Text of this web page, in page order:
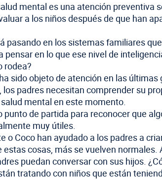
mental es una atención preventiva
a los niños después de que han
pasando en los sistemas familiares
en lo que ese nivel de
rodea?
sido objeto de atención en las últimas
padres necesitan comprender su
mental en este momento.
de partida para reconocer que
muy útiles.
o Coco han ayudado a los padres a
cosas, más se vuelven
puedan conversar con sus hijos.
tratando con niños que están